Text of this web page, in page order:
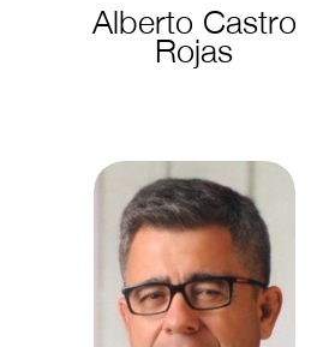
Alberto Castro
Rojas